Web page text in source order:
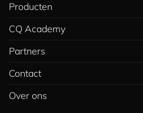
Producten
CQ Academy
Partners
Contact
Over ons